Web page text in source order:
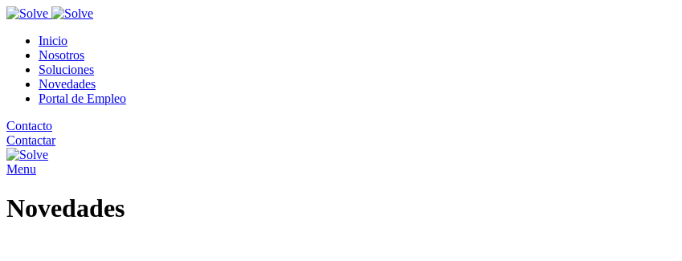
Inicio
Nosotros
Soluciones
Novedades
Portal de Empleo
Contacto
Contactar
Menu
Novedades